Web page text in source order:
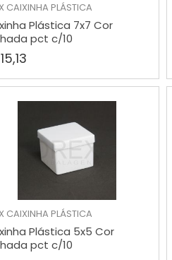
CAIXINHA PLÁSTICA
Plástica 7x7 Cor
pct c/10
COMPRAR
CAIXINHA PLÁSTICA
Plástica 5x5 Cor
pct c/10
VER MAIS